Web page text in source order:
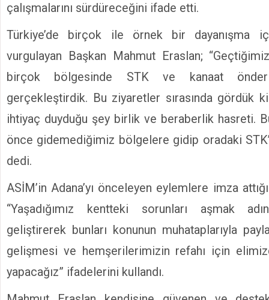
çalışmalarını sürdüreceğini ifade etti.
Türkiye’de birçok ile örnek bir dayanışma
vurgulayan Başkan Mahmut Eraslan;
birçok bölgesinde STK ve kanaat
gerçekleştirdik. Bu ziyaretler sırasında gördük ki
ihtiyaç duyduğu şey birlik ve beraberlik hasreti.
önce gidemediğimiz bölgelere gidip oradaki
dedi.
ASİM’in Adana’yı önceleyen eylemlere imza
“Yaşadığımız kentteki sorunları aşmak
geliştirerek bunları konunun muhataplarıyla
gelişmesi ve hemşerilerimizin refahı için
yapacağız” ifadelerini kullandı.